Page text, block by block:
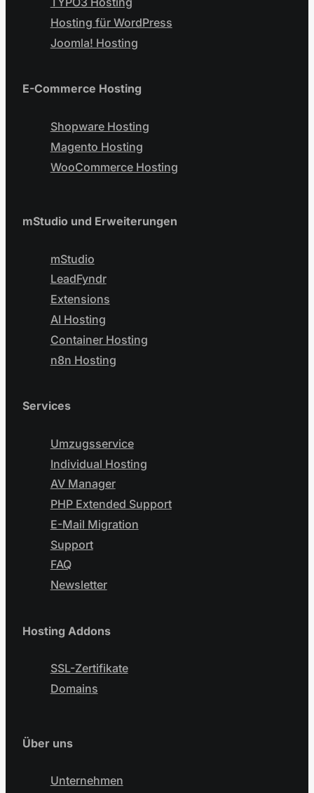
Hosting für WordPress
Joomla! Hosting
E-Commerce Hosting
Shopware Hosting
Magento Hosting
WooCommerce Hosting
mStudio und Erweiterungen
mStudio
LeadFyndr
Extensions
AI Hosting
Container Hosting
n8n Hosting
Services
Umzugsservice
Individual Hosting
AV Manager
PHP Extended Support
E-Mail Migration
Support
FAQ
Newsletter
Hosting Addons
SSL-Zertifikate
Domains
Über uns
Unternehmen